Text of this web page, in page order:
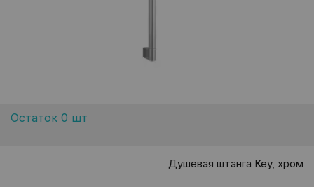
Остаток 0 шт
Душевая штанга Key, хром